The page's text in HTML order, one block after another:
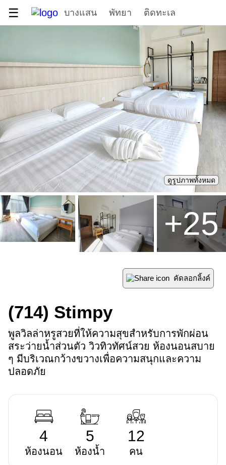
☰ บางแสน พัทยา ติดทะเล
ดูรูปภาพทั้งหมด
+25
(714) Stimpy
คัดลอกลิ้งค์
พูลวิลล่าหรูสวยที่ให้ความสุขสำหรับการพักผ่อน
สระว่ายน้ำส่วนตัว วิวทิวทัศน์สวย ห้องนอนสบาย
ๆ มีบริเวณกว้างขวางเพื่อความสนุกและความ
ปลอดภัย
4
ห้องนอน
5
ห้องน้ำ
12
คน